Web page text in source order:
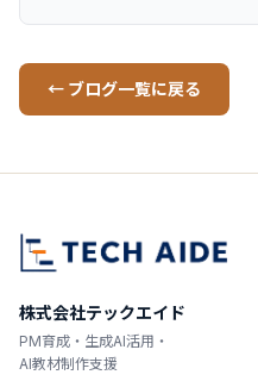
← ブログ一覧に戻る
株式会社テックエイド
PM育成・生成AI活用・
AI教材制作支援